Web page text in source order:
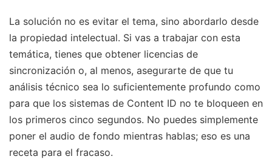
La solución no es evitar el tema, sino abordarlo desde
la propiedad intelectual. Si vas a trabajar con esta
temática, tienes que obtener licencias de
sincronización o, al menos, asegurarte de que tu
análisis técnico sea lo suficientemente profundo como
para que los sistemas de Content ID no te bloqueen en
los primeros cinco segundos. No puedes simplemente
poner el audio de fondo mientras hablas; eso es una
receta para el fracaso.